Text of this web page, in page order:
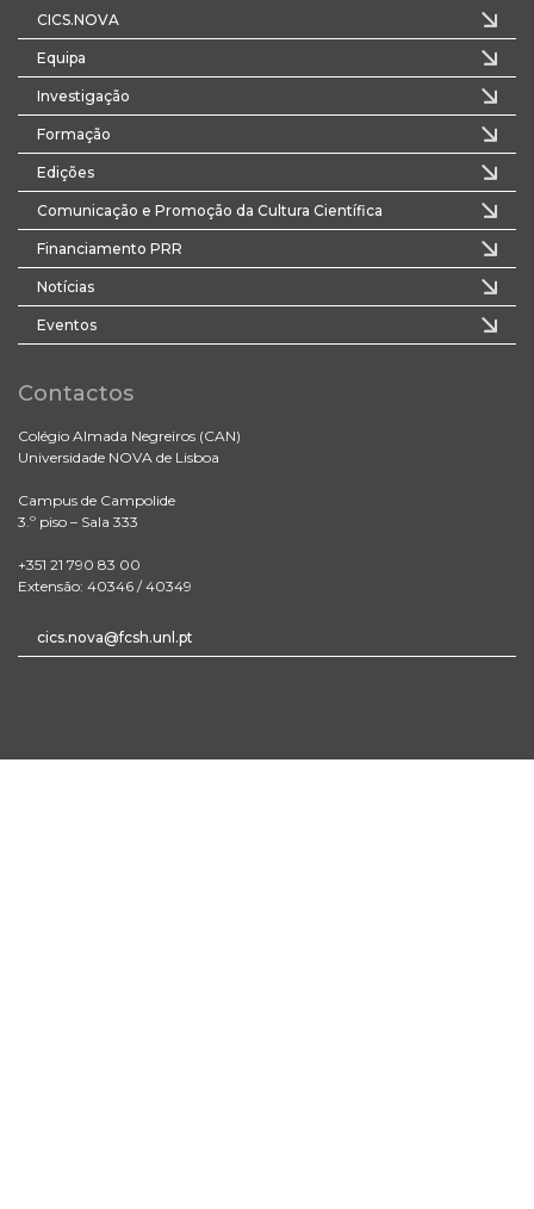
CICS.NOVA
Equipa
Investigação
Formação
Edições
Comunicação e Promoção da Cultura Científica
Financiamento PRR
Notícias
Eventos
Contactos
Colégio Almada Negreiros (CAN)
Universidade NOVA de Lisboa
Campus de Campolide
3.º piso – Sala 333
+351 21 790 83 00
Extensão: 40346 / 40349
cics.nova@fcsh.unl.pt